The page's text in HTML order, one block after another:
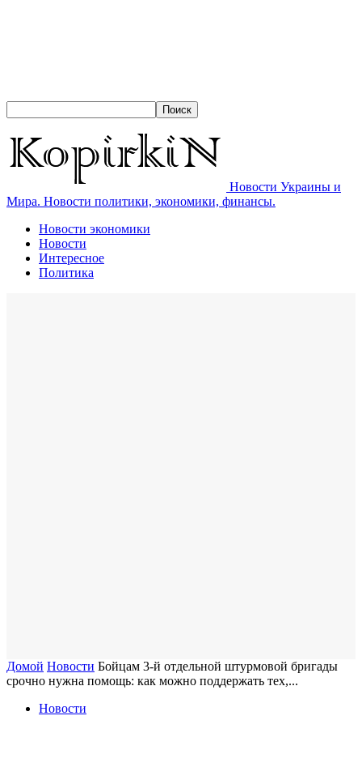
Новости Украины и
Мира. Новости политики, экономики, финансы.
Новости экономики
Новости
Интересное
Политика
Домой Новости Бойцам 3-й отдельной штурмовой бригады
срочно нужна помощь: как можно поддержать тех,...
Новости